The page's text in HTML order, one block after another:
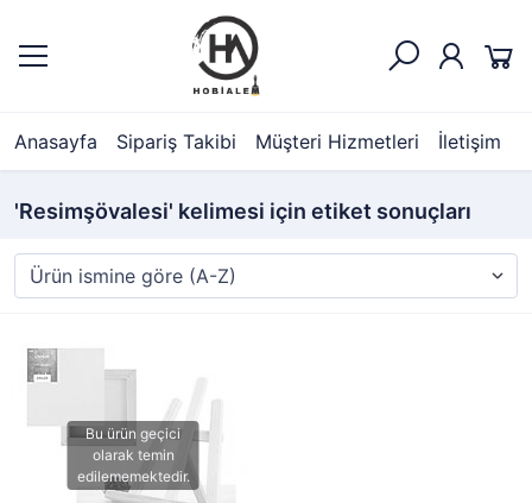
Anasayfa Sipariş Takibi Müşteri Hizmetleri İletişim
'Resimşövalesi' kelimesi için etiket sonuçları